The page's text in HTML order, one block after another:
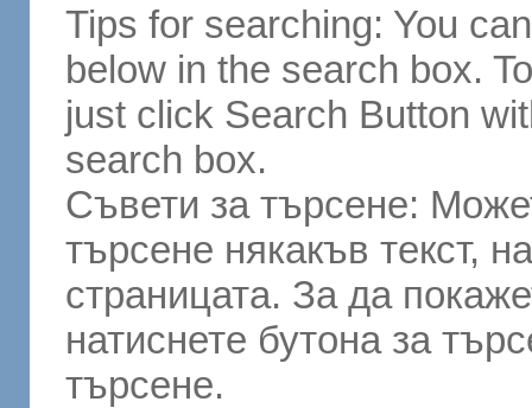
Tips for searching: You
below in the search box.
just click Search Button
search box.
Съвети за търсене:
търсене някакъв текст,
страницата. За да
натиснете бутона за
търсене.